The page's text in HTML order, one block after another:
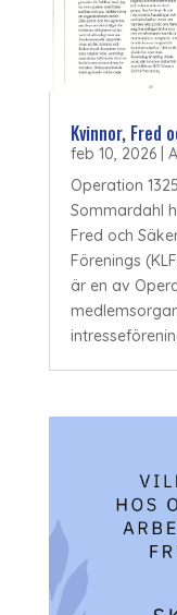
Kvinnor, Fred
feb 10, 2026|
Operation
Sommardahl
Fred och
Förenings
är en av